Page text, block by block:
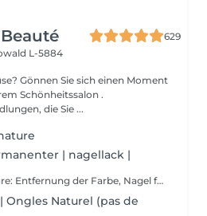
629
L-5884
Schönheitssalon .
die Sie ...
| nagellack |
Enthält : Trockene Maniküre: Entfernung der Farbe, Nagel formen, Reinigung der Nagelhaut und zum Abschluss einer Massage der Hände am Ende der trockenen Maniküre und eventuell am Ende mit einem stärkenden Lack überziehen.
Ongles Naturel (pas de